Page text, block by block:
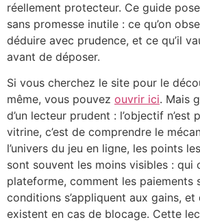
réellement protecteur. Ce guide
sans promesse inutile : ce qu’on
déduire avec prudence, et ce qu’il
avant de déposer.
Si vous cherchez le site pour le
même, vous pouvez ouvrir ici. Mais
d’un lecteur prudent : l’objectif n’est
vitrine, c’est de comprendre le
l’univers du jeu en ligne, les points
sont souvent les moins visibles : qui
plateforme, comment les paiements
conditions s’appliquent aux gains, et
existent en cas de blocage. Cette